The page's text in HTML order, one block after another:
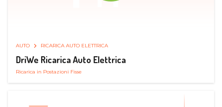
AUTO RICARICA AUTO ELETTRICA
DriWe Ricarica Auto Elettrica
Ricarica in Postazioni Fisse